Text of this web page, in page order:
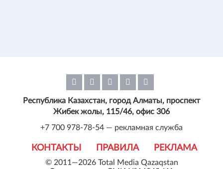
© 2011—2026 Total Media Qazaqstan
КОНТАКТЫ ПРАВИЛА РЕКЛАМА
Республика Казахстан, город Алматы, проспект
Жибек жолы, 115/46, офис 306
+7 700 978-78-54 — рекламная служба